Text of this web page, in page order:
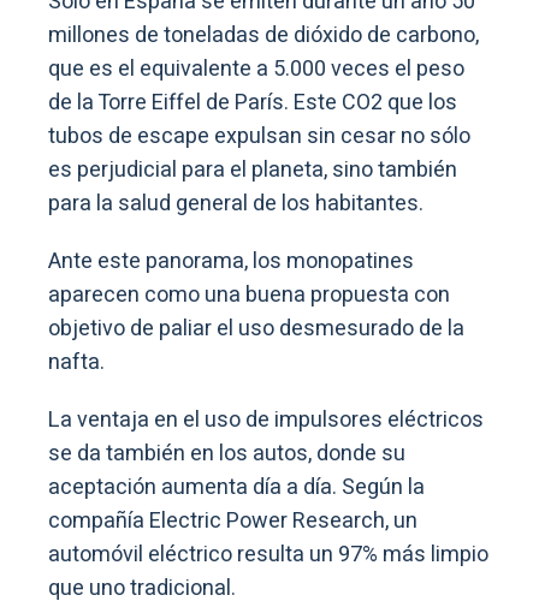
millones de toneladas de dióxido de carbono,
que es el equivalente a 5.000 veces el peso
de la Torre Eiffel de París. Este CO2 que los
tubos de escape expulsan sin cesar no sólo
es perjudicial para el planeta, sino también
para la salud general de los habitantes.
Ante este panorama, los monopatines
aparecen como una buena propuesta con
objetivo de paliar el uso desmesurado de la
nafta.
La ventaja en el uso de impulsores eléctricos
se da también en los autos, donde su
aceptación aumenta día a día. Según la
compañía Electric Power Research, un
automóvil eléctrico resulta un 97% más limpio
que uno tradicional.